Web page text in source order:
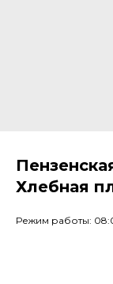
Хлебная
Режим работы: